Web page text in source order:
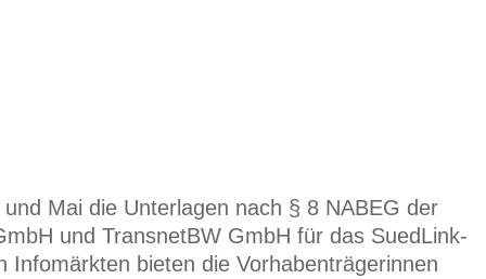
Mai die Unterlagen nach § 8 NABEG der
und TransnetBW GmbH für das SuedLink-
Infomärkten bieten die Vorhabenträgerinnen